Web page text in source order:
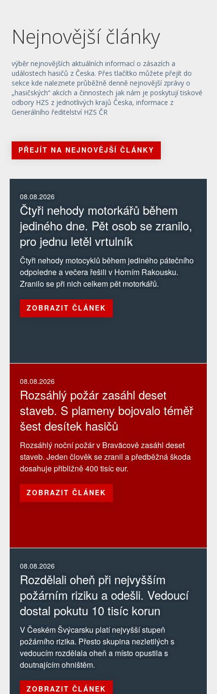
Nejnovější články
výběr nejnovějších aktuálních informací o zásazích a
událostech hasičů z Česka. Přes tlačítko můžete přejít do
sekce kde naleznete průběžně denně nejnovější zprávy o
„hasičských“ akcích a činnostech jak nám je poskytují tiskové
odbory HZS z jednotlivých krajů Česka, informace z
Generálního ředitelství HZS ČR
PŘEJÍT NA NEJNOVĚJŠÍ ČLÁNKY
08.08.2026
Čtyři nehody motorkářů během
jediného dne. Pět osob se zranilo,
pro jednu letěl vrtulník
Čtyři nehody motocyklů během jediného pátečního
odpoledne a večera řešili v Horním Rakousku.
Zranilo se při nich celkem pět motorkářů.
ZOBRAZIT ČLÁNEK
08.08.2026
Rozdělali oheň při nejvyšším
požárním riziku a odešli. Vedoucí
dostal pokutu 10 tisíc korun
V Českém Švýcarsku platí nejvyšší stupeň
požárního rizika. Přesto skupina nezletilých s
vedoucím rozdělala oheň a místo opustila s
doutnajícím ohništěm.
ZOBRAZIT ČLÁNEK
08.08.2026
Rozsáhlý požár zasáhl deset
staveb. S plameny bojovalo téměř
šest desítek hasičů
Rozsáhlý noční požár v Braväcově zasáhl deset
staveb. Jeden člověk se zranil a předběžná škoda
dosahuje přibližně 400 tisíc eur.
ZOBRAZIT ČLÁNEK